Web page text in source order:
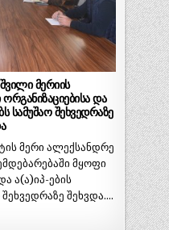
მერიის
და
სამუშაო შეხვედრაზე
მერი ალექსანდრე
მყოფი
ა(ა)იპ-ების
შეხვდა….